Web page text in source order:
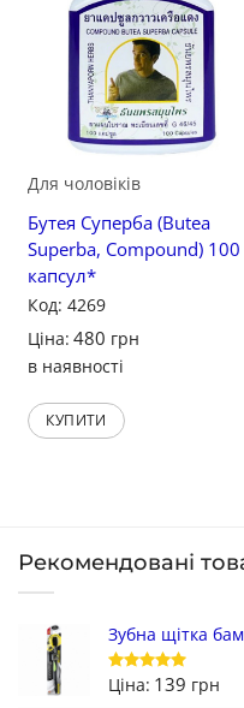
Для чоловіків
Бутея Суперба (Butea
Superba, Compound) 100
капсул*
Код: 4269
Ціна: 480 грн
в наявності
КУПИТИ
Рекомендовані
Зубна щітка
Оцінено в
з 5
Ціна: 139 грн